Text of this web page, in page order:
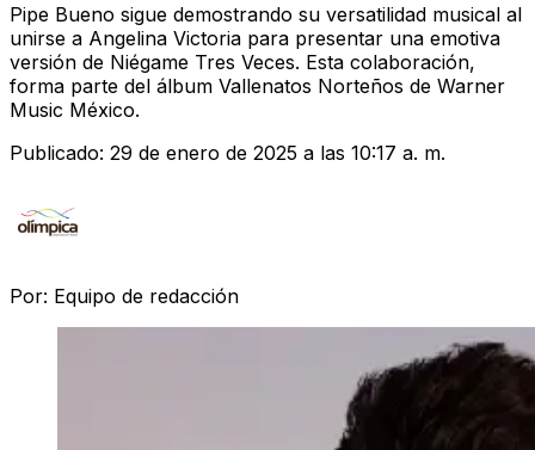
Pipe Bueno sigue demostrando su versatilidad musical al
unirse a Angelina Victoria para presentar una emotiva
versión de Niégame Tres Veces. Esta colaboración,
forma parte del álbum Vallenatos Norteños de Warner
Music México.
Publicado: 29 de enero de 2025 a las 10:17 a. m.
Por: Equipo de redacción